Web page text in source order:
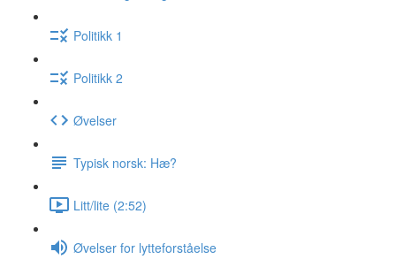
Politikk 1
Politikk 2
Øvelser
Typisk norsk: Hæ?
Litt/lite (2:52)
Øvelser for lytteforståelse